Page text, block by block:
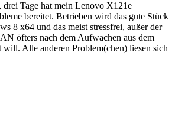
drei Tage hat mein Lenovo X121e
bereitet. Betrieben wird das gute Stück
8 x64 und das meist stressfrei, außer der
öfters nach dem Aufwachen aus dem
will. Alle anderen Problem(chen) liesen sich